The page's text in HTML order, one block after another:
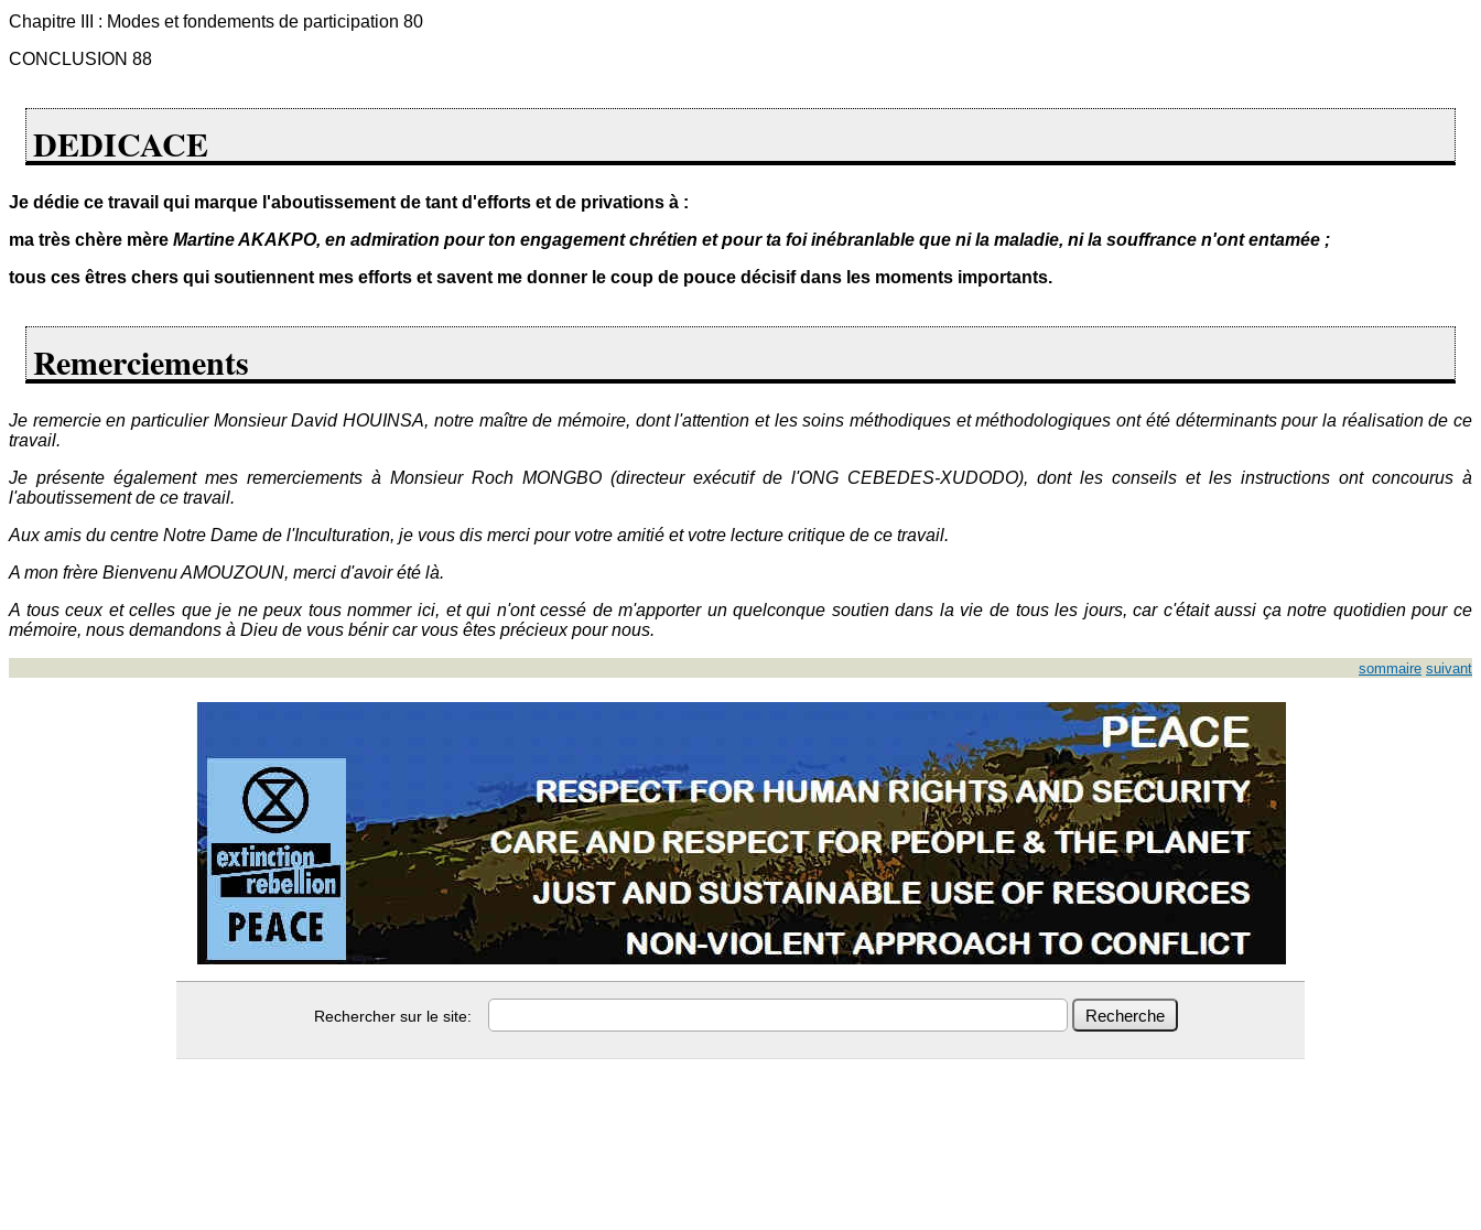
Chapitre III : Modes et fondements de participation 80
CONCLUSION 88
DEDICACE
Je dédie ce travail qui marque l'aboutissement de tant d'efforts et de privations à :
ma très chère mère Martine AKAKPO, en admiration pour ton engagement chrétien et pour ta foi inébranlable que ni la maladie, ni la souffrance n'ont entamée ;
tous ces êtres chers qui soutiennent mes efforts et savent me donner le coup de pouce décisif dans les moments importants.
Remerciements
Je remercie en particulier Monsieur David HOUINSA, notre maître de mémoire, dont l'attention et les soins méthodiques et méthodologiques ont été déterminants pour la réalisation de ce
travail.
Je présente également mes remerciements à Monsieur Roch MONGBO (directeur exécutif de l'ONG CEBEDES-XUDODO), dont les conseils et les instructions ont concourus à
l'aboutissement de ce travail.
Aux amis du centre Notre Dame de l'Inculturation, je vous dis merci pour votre amitié et votre lecture critique de ce travail.
A mon frère Bienvenu AMOUZOUN, merci d'avoir été là.
A tous ceux et celles que je ne peux tous nommer ici, et qui n'ont cessé de m'apporter un quelconque soutien dans la vie de tous les jours, car c'était aussi ça notre quotidien pour ce
mémoire, nous demandons à Dieu de vous bénir car vous êtes précieux pour nous.
sommaire suivant
Rechercher sur le site: